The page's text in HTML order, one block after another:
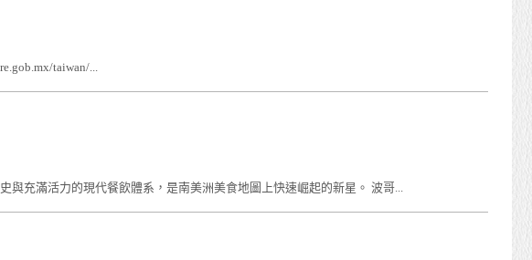
taiwan/...
充滿活力的現代餐飲體系，是南美洲美食地圖上快速崛起的新星。 波哥...